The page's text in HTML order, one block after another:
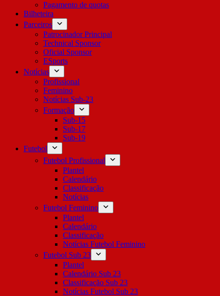
Pagamento de quotas
Bilheteira
Parceiros
Patrocinador Principal
Technical Sponsor
Oficial Sponsor
ESports
Notícias
Profissional
Feminino
Notícias Sub-23
Formação
Sub-15
Sub-17
Sub-19
Futebol
Futebol Profissional
Plantel
Calendário
Classificação
Notícias
Futebol Feminino
Plantel
Calendário
Classificação
Notícias Futebol Feminino
Futebol Sub 23
Plantel
Calendário Sub 23
Classificação Sub 23
Notícias Futebol Sub 23